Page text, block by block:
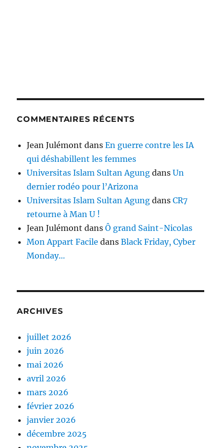
COMMENTAIRES RÉCENTS
Jean Julémont dansEn guerre contre les IA
qui déshabillent les femmes
Universitas Islam Sultan Agung dansUn
dernier rodéo pour l’Arizona
Universitas Islam Sultan Agung dansCR7
retourne à Man U !
Jean Julémont dansÔ grand Saint-Nicolas
Mon Appart Facile dansBlack Friday, Cyber
Monday…
ARCHIVES
juillet 2026
juin 2026
mai 2026
avril 2026
mars 2026
février 2026
janvier 2026
décembre 2025